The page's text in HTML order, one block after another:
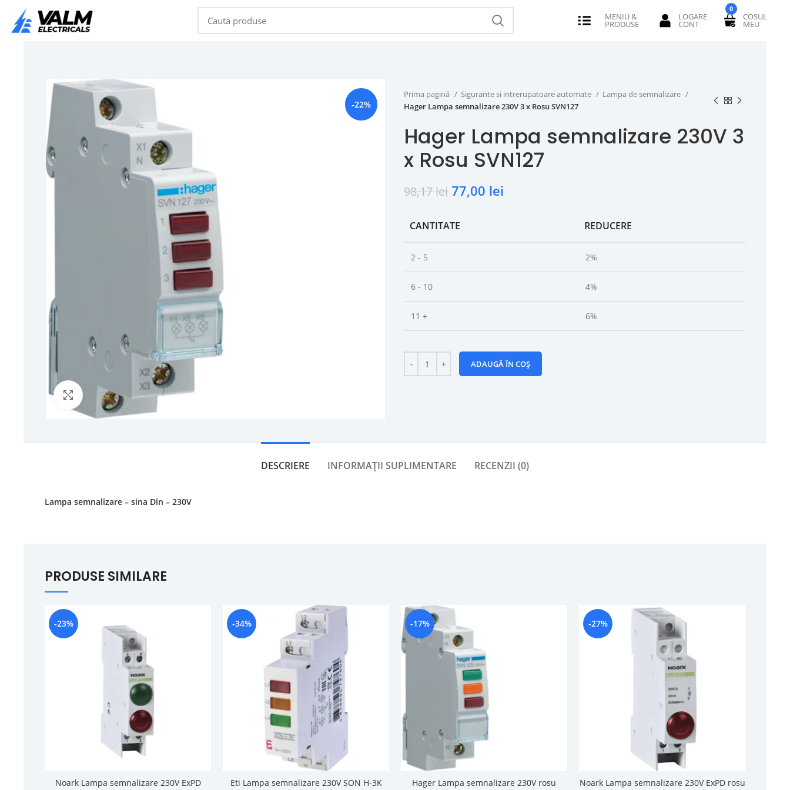
0
-22%
Click to enlarge
Prima pagină Sigurante si intrerupatoare automate
Lampa de semnalizare
Hager Lampa semnalizare 230V 3 x Rosu SVN127
Hager Lampa semnalizare 230V 3
x Rosu SVN127
98,17lei 77,00 lei
CANTITATE REDUCERE
2 - 5 2%
6 - 10 4%
11 + 6%
ADAUGĂ ÎN COȘ
DESCRIERE INFORMAȚII SUPLIMENTARE RECENZII (0)
Lampa semnalizare – sina Din – 230V
PRODUSE SIMILARE
-23%
Noark Lampa semnalizare 230V ExPD
-34%
Eti Lampa semnalizare 230V SON H-3K
-17%
Hager Lampa semnalizare 230V rosu
-27%
Noark Lampa semnalizare 230V ExPD rosu